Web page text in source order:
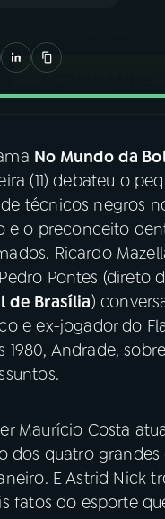
A RÁDIO NACIONAL
Facebook
No Mundo da
(11) debateu o
técnicos negros
e o preconceito
Ricardo
Pontes (direto
de Brasília)
e ex-jogador do
1980, Andrade,
Maurício Costa
dos quatro grandes
E Astrid Nick
fatos do esporte